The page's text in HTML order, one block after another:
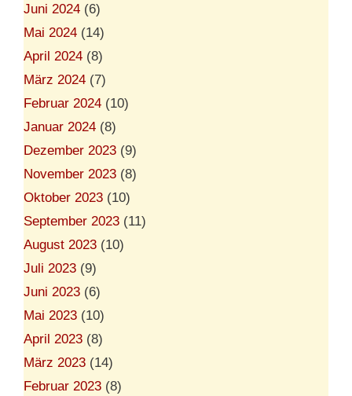
Juni 2024 (6)
Mai 2024 (14)
April 2024 (8)
März 2024 (7)
Februar 2024 (10)
Januar 2024 (8)
Dezember 2023 (9)
November 2023 (8)
Oktober 2023 (10)
September 2023 (11)
August 2023 (10)
Juli 2023 (9)
Juni 2023 (6)
Mai 2023 (10)
April 2023 (8)
März 2023 (14)
Februar 2023 (8)